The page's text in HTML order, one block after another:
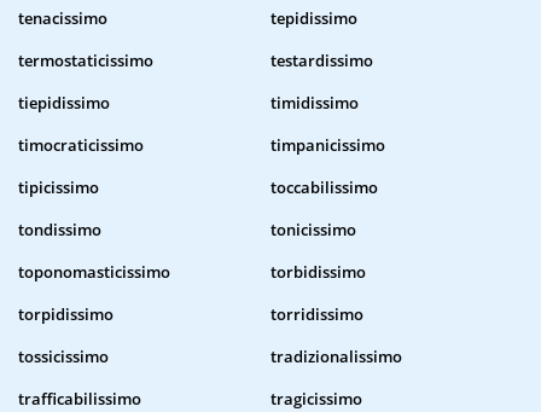
tenacissimo
tepidissimo
termostaticissimo
testardissimo
tiepidissimo
timidissimo
timocraticissimo
timpanicissimo
tipicissimo
toccabilissimo
tondissimo
tonicissimo
toponomasticissimo
torbidissimo
torpidissimo
torridissimo
tossicissimo
tradizionalissimo
trafficabilissimo
tragicissimo